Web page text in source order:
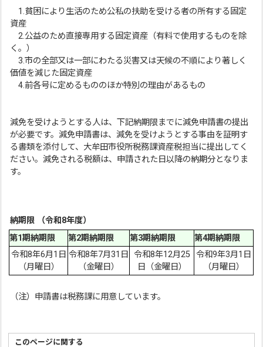
1.貧困により生活のため公私の扶助を受ける者の所有する固定
資産
2.公益のため直接専用する固定資産（有料で使用するものを除
く。）
3.市の全部又は一部にわたる災害又は天候の不順により著しく
価値を減じた固定資産
4.前各号に定めるもののほか特別の理由があるもの
減免を受けようとする人は、下記納期限までに減免申請書の提出
が必要です。減免申請書は、減免を受けようとする事由を証明す
る書類を添付して、大牟田市役所税務課資産税担当に提出してく
ださい。減免される税額は、申請された日以降の納期分となりま
す。
納期限 （令和8年度）
第1期納期限
第2期納期限 第3期納期限
第4期納期限
令和8年6月1日
（月曜日）
令和8年7月31日
（金曜日）
令和8年12月25
日（金曜日）
令和9年3月1日
（月曜日）
（注）申請書は税務課に用意しています。
このページに関する